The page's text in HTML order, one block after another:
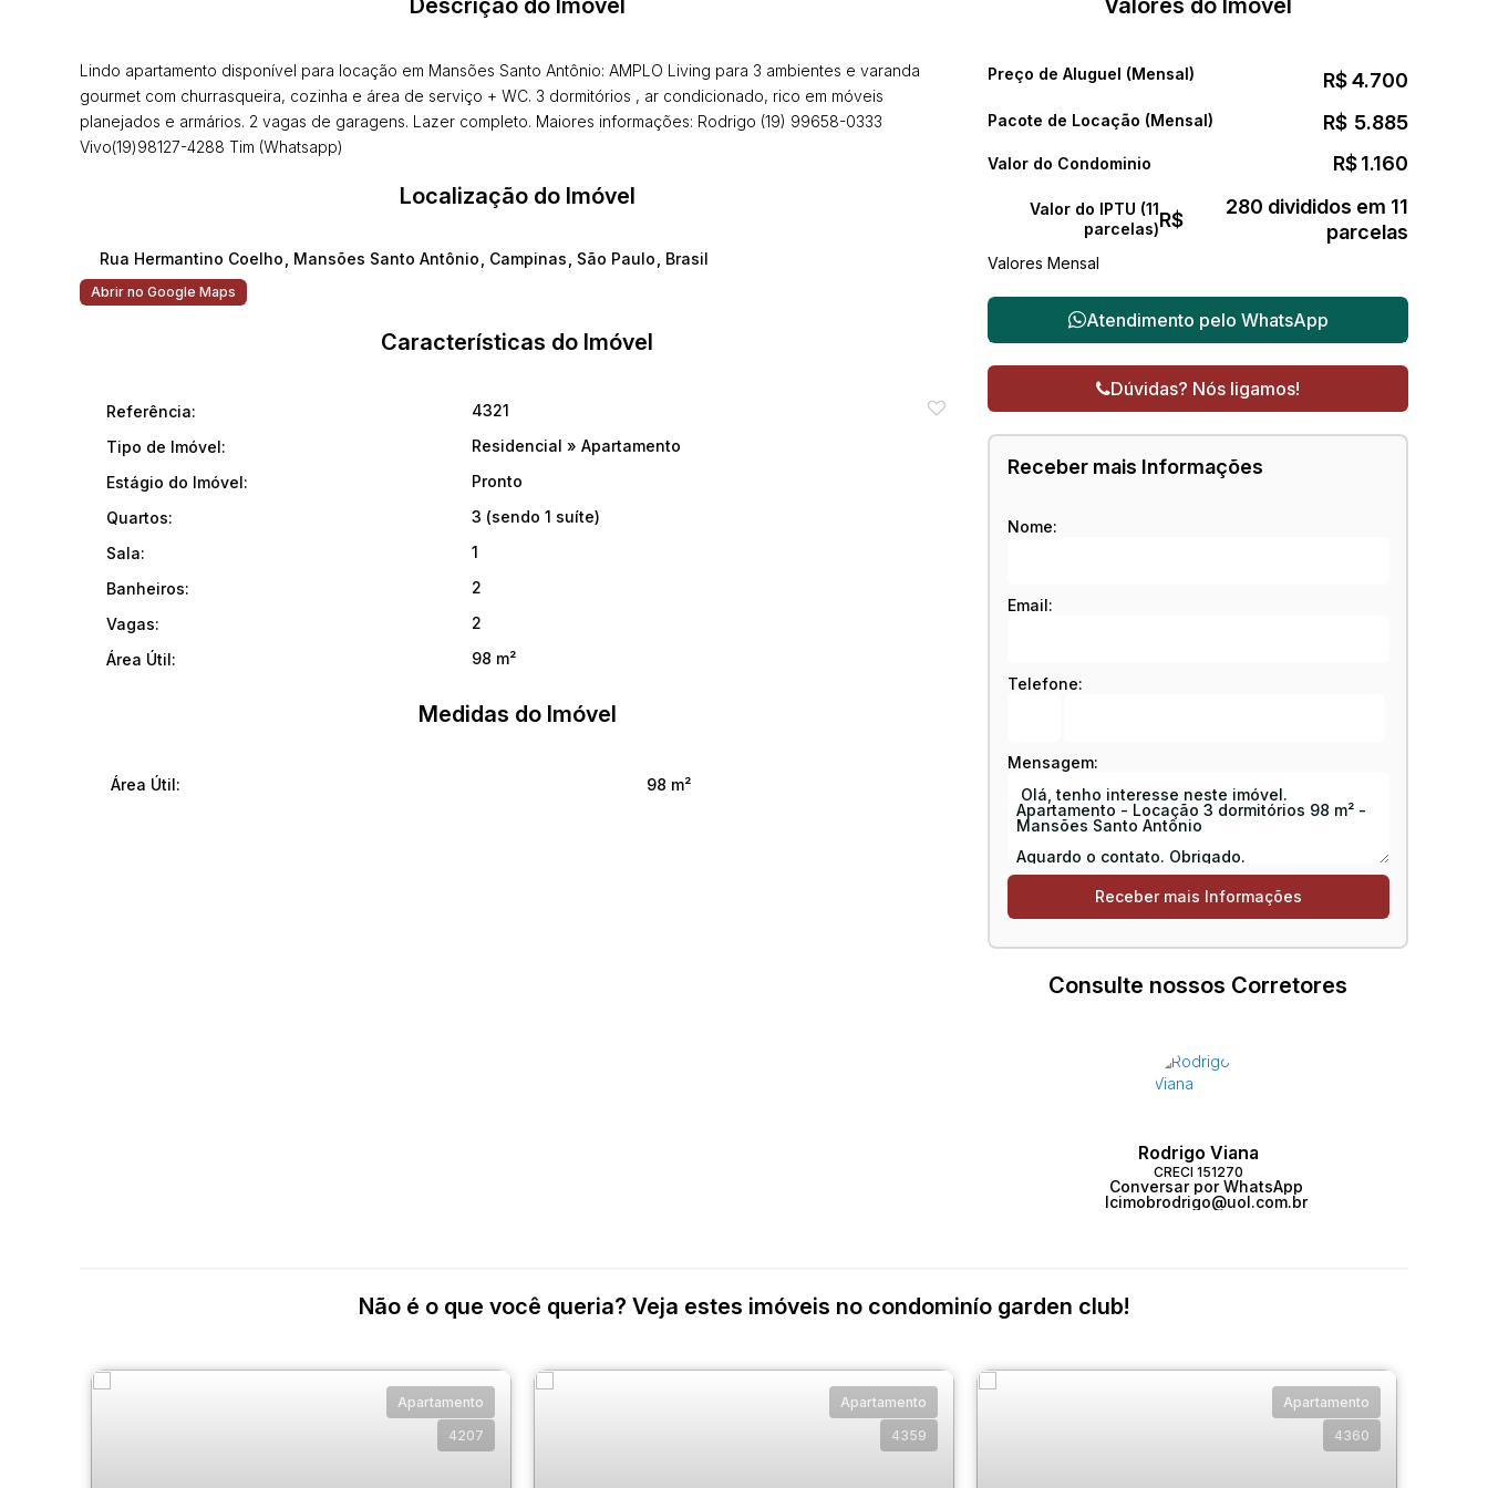
Descrição do Imóvel
Lindo apartamento disponível para locação em Mansões Santo Antônio: AMPLO Living para 3 ambientes e varanda
gourmet com churrasqueira, cozinha e área de serviço + WC. 3 dormitórios , ar condicionado, rico em móveis
planejados e armários. 2 vagas de garagens. Lazer completo. Maiores informações: Rodrigo (19) 99658-0333
Vivo(19)98127-4288 Tim (Whatsapp)
Localização do Imóvel
Rua Hermantino Coelho Mansões Santo Antônio Campinas São Paulo Brasil
Abrir no Google Maps
Características do Imóvel
Referência:
4321
Tipo de Imóvel:
Residencial » Apartamento
Estágio do Imóvel:
Pronto
Quartos:
3 (sendo 1 suíte)
Sala:
1
Banheiros:
2
Vagas:
2
Área Útil:
98 m²
Medidas do Imóvel
Área Útil: 98 m²
Valores do Imóvel
R$4.700
Preço de Aluguel (Mensal)
Valores Mensal
Valor do IPTU (11
parcelas)R$
280 divididos em 11
parcelas
Valor do Condominio R$1.160
R$ 5.885
Pacote de Locação (Mensal)
Atendimento pelo WhatsApp
Dúvidas? Nós ligamos!
Receber mais Informações
Nome:
Email:
Telefone:
Mensagem:
Consulte nossos Corretores
Rodrigo Viana
CRECI 151270
Conversar por WhatsApp
lcimobrodrigo@uol.com.br
Não é o que você queria? Veja estes imóveis no condominío garden club!
Apartamento
4207
Apartamento
4359
Apartamento
4360